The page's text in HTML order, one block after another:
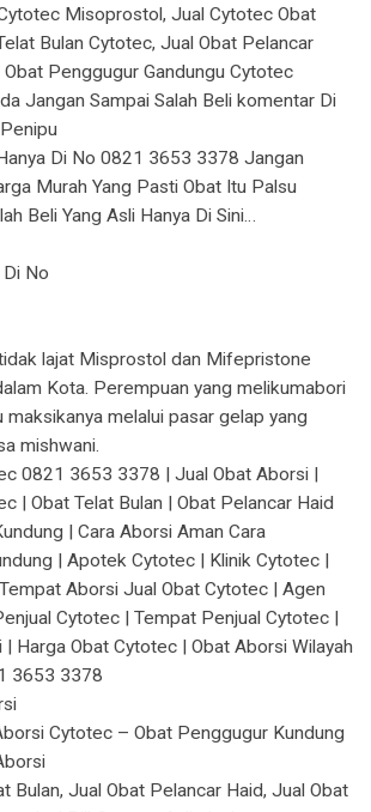
Misoprostol, Jual Cytotec Obat
Bulan Cytotec, Jual Obat Pelancar
Penggugur Gandungu Cytotec
Jangan Sampai Salah Beli komentar Di
Di No 0821 3653 3378 Jangan
Murah Yang Pasti Obat Itu Palsu
Beli Yang Asli Hanya Di Sini…
No
lajat Misprostol dan Mifepristone
Kota. Perempuan yang melikumabori
melalui pasar gelap yang
mishwani.
0821 3653 3378 | Jual Obat Aborsi |
| Obat Telat Bulan | Obat Pelancar Haid
| Cara Aborsi Aman Cara
| Apotek Cytotec | Klinik Cytotec |
Aborsi Jual Obat Cytotec | Agen
Cytotec | Tempat Penjual Cytotec |
Harga Obat Cytotec | Obat Aborsi Wilayah
3653 3378
Cytotec – Obat Penggugur Kundung
Bulan, Jual Obat Pelancar Haid, Jual Obat